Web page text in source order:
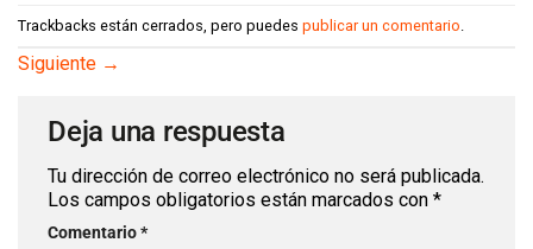
Trackbacks están cerrados, pero puedes publicar un comentario
Siguiente →
Deja una respuesta
Tu dirección de correo electrónico no será publicada.
Los campos obligatorios están marcados con *
Comentario*